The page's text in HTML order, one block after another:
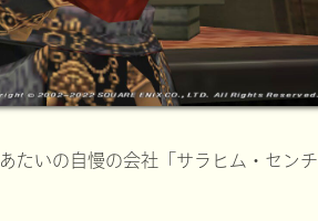
たいの自慢の会社「サラヒム・センチ